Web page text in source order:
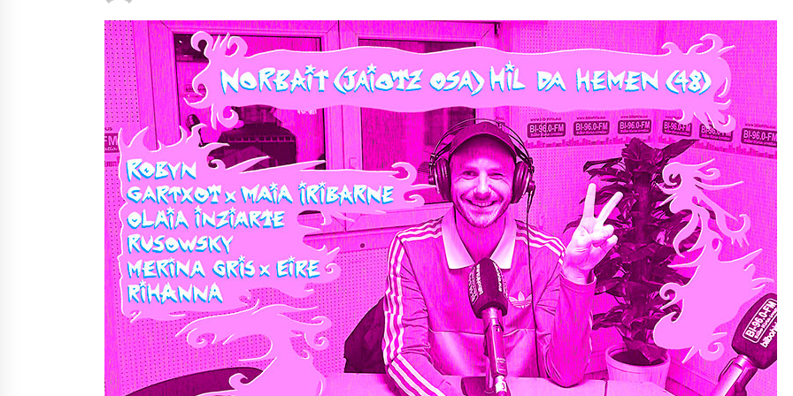
2026/07/16
POTTO: San Pedro jaietako bertso-
saioa
2026/07/09
Larunbatean Plentziako Itsas
Martxa ospatuko da
2026/07/07
Auritz Iñurrietaren margoak
ikusgai Uribitarte40 aretoan
2026/07/03
SOINUGELA: Paul McCartney eta
Ringo Starr-en lan berriak
2026/07/03